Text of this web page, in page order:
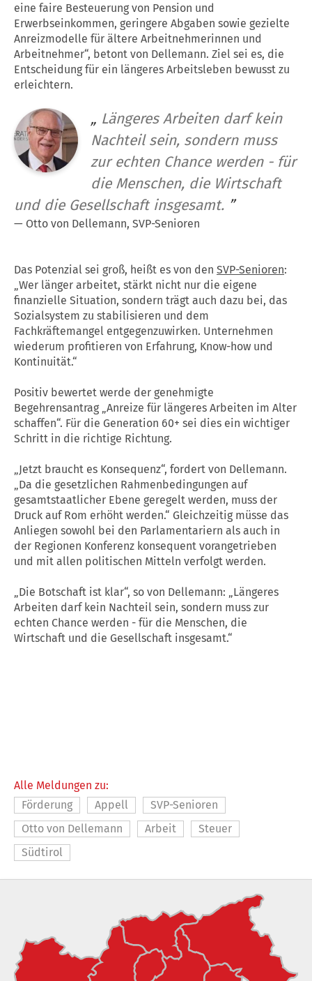
eine faire Besteuerung von Pension und
Erwerbseinkommen, geringere Abgaben sowie gezielte
Anreizmodelle für ältere Arbeitnehmerinnen und
Arbeitnehmer“, betont von Dellemann. Ziel sei es, die
Entscheidung für ein längeres Arbeitsleben bewusst zu
erleichtern.
„ Längeres Arbeiten darf kein
Nachteil sein, sondern muss
zur echten Chance werden - für
die Menschen, die Wirtschaft
und die Gesellschaft insgesamt. ”
— Otto von Dellemann, SVP-Senioren
Das Potenzial sei groß, heißt es von den SVP-Senioren:
„Wer länger arbeitet, stärkt nicht nur die eigene
finanzielle Situation, sondern trägt auch dazu bei, das
Sozialsystem zu stabilisieren und dem
Fachkräftemangel entgegenzuwirken. Unternehmen
wiederum profitieren von Erfahrung, Know-how und
Kontinuität.“
Positiv bewertet werde der genehmigte
Begehrensantrag „Anreize für längeres Arbeiten im Alter
schaffen“. Für die Generation 60+ sei dies ein wichtiger
Schritt in die richtige Richtung.
„Jetzt braucht es Konsequenz“, fordert von Dellemann.
„Da die gesetzlichen Rahmenbedingungen auf
gesamtstaatlicher Ebene geregelt werden, muss der
Druck auf Rom erhöht werden.“ Gleichzeitig müsse das
Anliegen sowohl bei den Parlamentariern als auch in
der Regionen Konferenz konsequent vorangetrieben
und mit allen politischen Mitteln verfolgt werden.
„Die Botschaft ist klar“, so von Dellemann: „Längeres
Arbeiten darf kein Nachteil sein, sondern muss zur
echten Chance werden - für die Menschen, die
Wirtschaft und die Gesellschaft insgesamt.“
Alle Meldungen zu:
Förderung
Appell
SVP-Senioren
Otto von Dellemann
Arbeit
Steuer
Südtirol